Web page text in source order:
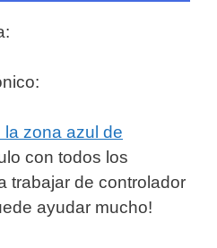
la zona azul de
con todos los
trabajar de controlador
ayudar mucho!